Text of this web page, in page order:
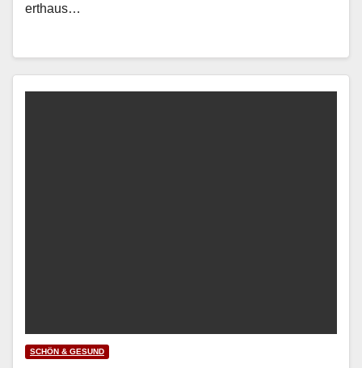
erthaus…
SCHÖN & GESUND